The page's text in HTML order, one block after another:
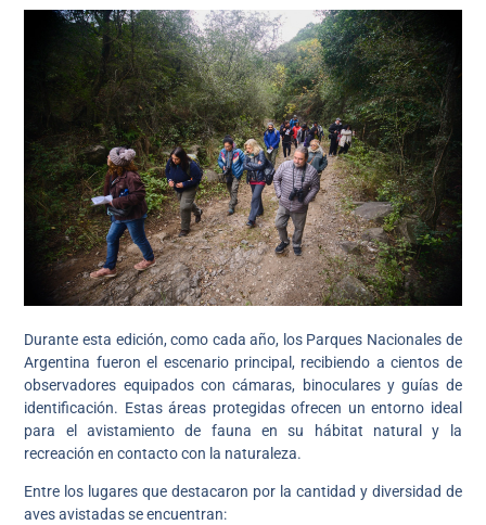
Durante esta edición, como cada año, los Parques Nacionales de
Argentina fueron el escenario principal, recibiendo a cientos de
observadores equipados con cámaras, binoculares y guías de
identificación. Estas áreas protegidas ofrecen un entorno ideal
para el avistamiento de fauna en su hábitat natural y la
recreación en contacto con la naturaleza.
Entre los lugares que destacaron por la cantidad y diversidad de
aves avistadas se encuentran: